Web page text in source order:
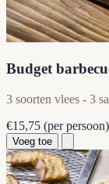
Budget
3 soorten vlees - 3
€15,75 (per persoon)
Voeg toe